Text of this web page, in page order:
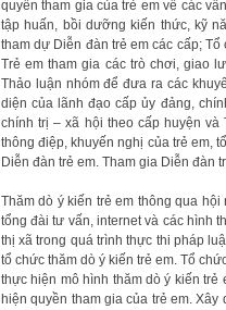
quyền tham gia của trẻ em về các
tập huấn, bồi dưỡng kiến thức, kỹ
tham dự Diễn đàn trẻ em các cấp;
Trẻ em tham gia các trò chơi, giao
Thảo luận nhóm để đưa ra các
diện của lãnh đạo cấp ủy đảng,
chính trị – xã hội theo cấp huyện
thông điệp, khuyến nghị của trẻ em,
Diễn đàn trẻ em. Tham gia Diễn đàn
Thăm dò ý kiến trẻ em thông qua
tổng đài tư vấn, internet và các hình
thị xã trong quá trình thực thi pháp
tổ chức thăm dò ý kiến trẻ em. Tổ
thực hiện mô hình thăm dò ý kiến trẻ
hiện quyền tham gia của trẻ em.